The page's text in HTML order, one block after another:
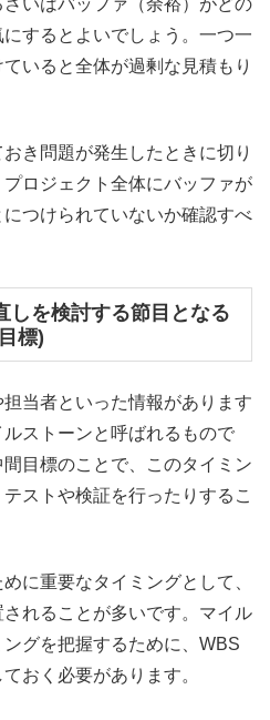
いはバッファ（余裕）がどの
するとよいでしょう。一つ一
いると全体が過剰な見積もり
き問題が発生したときに切り
ロジェクト全体にバッファが
つけられていないか確認すべ
しを検討する節目となる
標)
当者といった情報があります
ストーンと呼ばれるもので
目標のことで、このタイミン
ストや検証を行ったりするこ
に重要なタイミングとして、
れることが多いです。マイル
グを把握するために、WBS
おく必要があります。